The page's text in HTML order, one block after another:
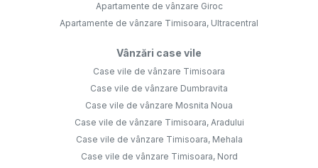
Apartamente de vânzare Giroc
Apartamente de vânzare Timisoara, Ultracentral
Vânzări case vile
Case vile de vânzare Timisoara
Case vile de vânzare Dumbravita
Case vile de vânzare Mosnita Noua
Case vile de vânzare Timisoara, Aradului
Case vile de vânzare Timisoara, Mehala
Case vile de vânzare Timisoara, Nord